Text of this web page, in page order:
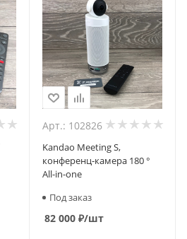
Арт.: 102826
Kandao Meeting S,
конференц-камера 180 °
All-in-one
Под заказ
82 000₽/шт